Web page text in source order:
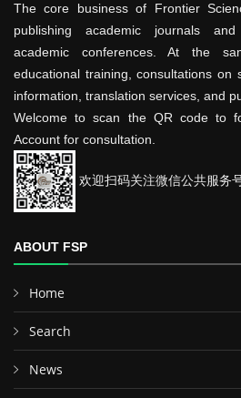
The core business of Frontier
publishing academic journals
academic conferences. At the
educational training, consultations on
information, translation services, and
Welcome to scan the QR code to
Account for consultation.
欢迎扫码关注微信公共服务
ABOUT FSP
Home
Search
News